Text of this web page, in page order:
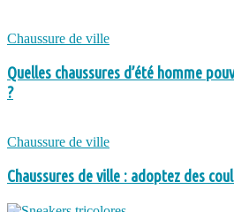
Chaussure de ville
Quelles chaussures d’été homme
?
Chaussure de ville
Chaussures de ville : adoptez des